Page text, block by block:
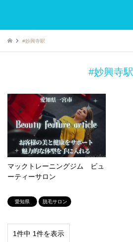
#妙興寺駅
#妙興寺駅
マックトレーニングジム ビュ
ーティーサロン
愛知県 脱毛サロン
1件中 1件を表示